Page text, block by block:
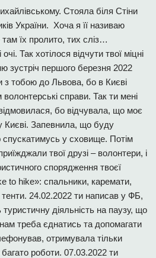
Стояла біля Стіни
України. Хоча я її називаю
їх пролито, тих сліз…
Так хотілося відчути твої міцні
зустріч першого березня 2022
з тобою до Львова, бо в Києві
справи. Так ти мені
бо відчувала, що моє
Києві. Запевнила, що буду
спускатимусь у сховище. Потім
твої друзі – волонтери, і
спорядження твоєї
to hike»: спальники, каремати,
тенти. 24.02.2022 ти написав у ФБ,
діяльність на паузу, що
нам треба єднатись та допомагати
отримувала тільки
роботи. 07.03.2022 ти